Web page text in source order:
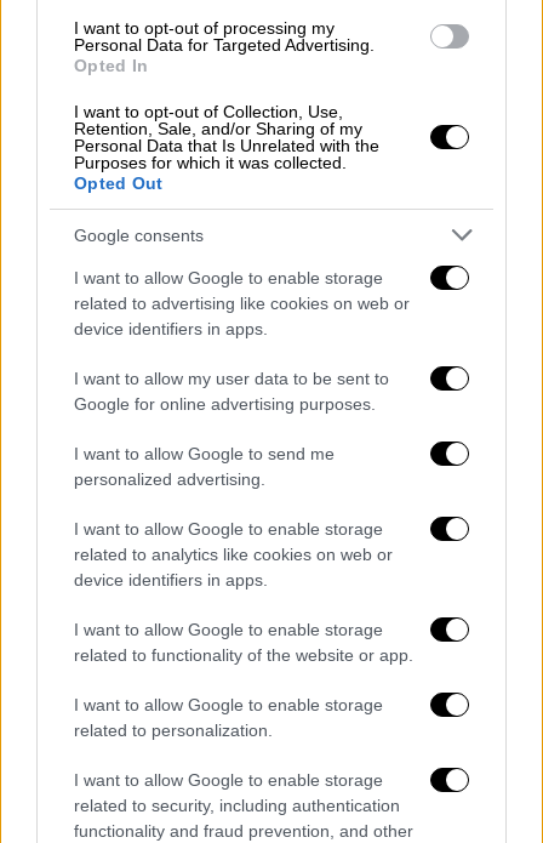
I want to opt-out of processing my
Personal Data for Targeted Advertising.
Opted In
I want to opt-out of Collection, Use,
Retention, Sale, and/or Sharing of my
Personal Data that Is Unrelated with the
Purposes for which it was collected.
Opted Out
Google consents
I want to allow Google to enable storage
related to advertising like cookies on web or
device identifiers in apps.
I want to allow my user data to be sent to
Google for online advertising purposes.
I want to allow Google to send me
personalized advertising.
I want to allow Google to enable storage
related to analytics like cookies on web or
device identifiers in apps.
I want to allow Google to enable storage
related to functionality of the website or app.
I want to allow Google to enable storage
related to personalization.
I want to allow Google to enable storage
related to security, including authentication
functionality and fraud prevention, and other
από εγκληματικές οργανώσεις.
Σκουρλέτης
Σακοράφα: Κύριε Σκουρλέτη πήρατε τον
λόγο, τώρα μιλάει ο Υπουργός
Θεοδωρικάκος: Είχε γίνει άντρο
εγκληματικότητας. Η ΕΛΑΣ το γνώριζε από
τις αρχές του 18 και όποιος έχει αντίρρηση
να τα πούμε στην Κατεχάκη.
Θεοδωρικάκος: Αυτή τη συμπεριφορά
Σακοράφα: Κύριε Σκουρλέτη. Και ο κ.
Καραθανασόπουλος έχει ζητήσει τον λόγο.
Γιατί περιμένει υπομονετικά και δεν
φωνάζει
Βεσυρόπουλος: Γιατί έχει ήθος ο
άνθρωπος